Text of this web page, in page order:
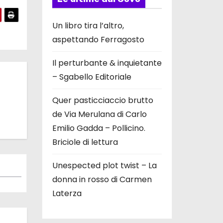
Un libro tira l’altro,
aspettando Ferragosto
Il perturbante & inquietante
– Sgabello Editoriale
Quer pasticciaccio brutto
de Via Merulana di Carlo
Emilio Gadda – Pollicino.
Briciole di lettura
Unespected plot twist – La
donna in rosso di Carmen
Laterza